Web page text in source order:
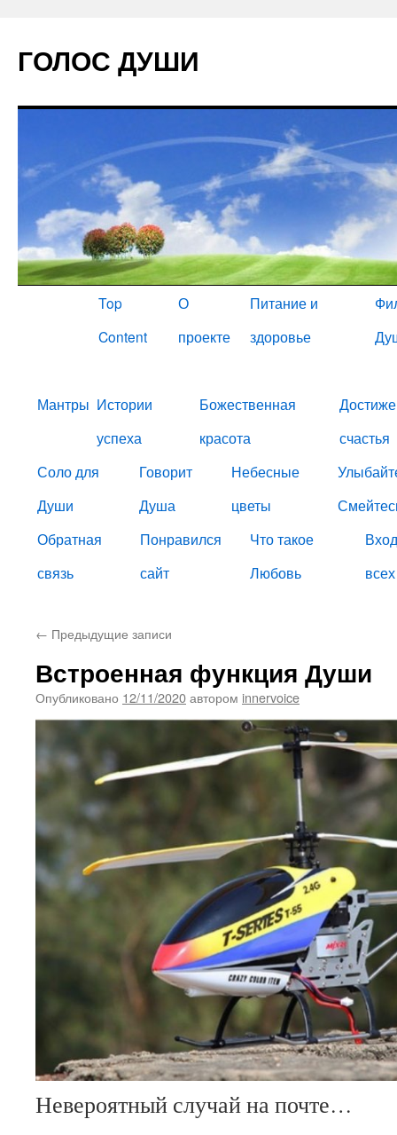
ГОЛОС ДУШИ
Top
Content
О
проекте
Питание и
здоровье
Мантры Истории
успеха
Божественная
красота
счастья
Соло для
Души
Говорит
Душа
Небесные
цветы
Обратная
связь
Понравился
сайт
Что такое
Любовь
всех
← Предыдущие записи
Встроенная функция Души
Опубликовано 12/11/2020автором innervoice
Невероятный случай на почте…